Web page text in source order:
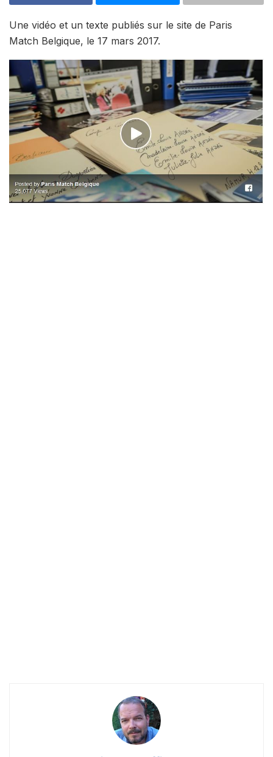
Une vidéo et un texte publiés sur le site de Paris
Match Belgique, le 17 mars 2017.